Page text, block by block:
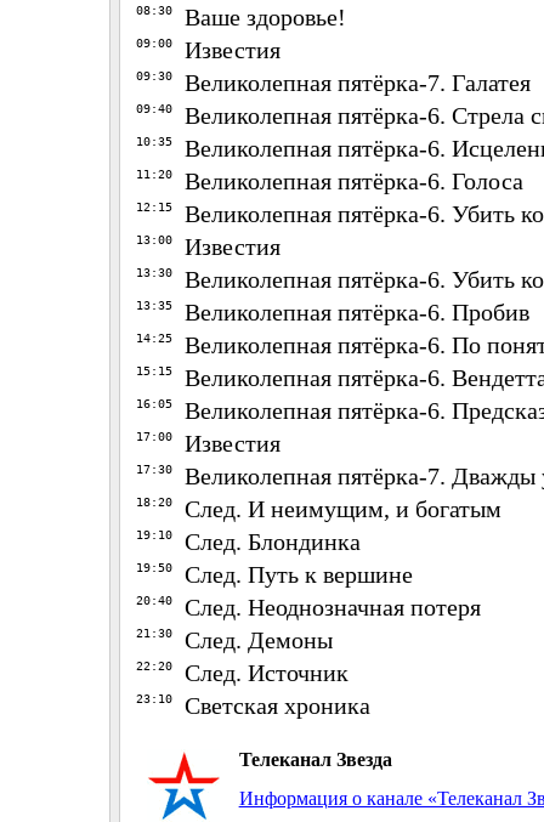
08:30 Ваше здоровье!
09:00 Известия
09:30 Великолепная пятёрка-7. Галатея
09:40 Великолепная пятёрка-6. Стрела
10:35 Великолепная пятёрка-6.
11:20 Великолепная пятёрка-6. Голоса
12:15 Великолепная пятёрка-6. Убить
13:00 Известия
13:30 Великолепная пятёрка-6. Убить
13:35 Великолепная пятёрка-6. Пробив
14:25 Великолепная пятёрка-6. По
15:15 Великолепная пятёрка-6.
16:05 Великолепная пятёрка-6.
17:00 Известия
17:30 Великолепная пятёрка-7. Дважды
18:20 След. И неимущим, и богатым
19:10 След. Блондинка
19:50 След. Путь к вершине
20:40 След. Неоднозначная потеря
21:30 След. Демоны
22:20 След. Источник
23:10 Светская хроника
Телеканал Звезда
Информация о канале «Телеканал